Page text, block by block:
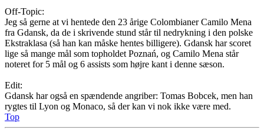
Off-Topic:
Jeg så gerne at vi hentede den 23 årige Colombianer Camilo Mena
fra Gdansk, da de i skrivende stund står til nedrykning i den polske
Ekstraklasa (så han kan måske hentes billigere). Gdansk har scoret
lige så mange mål som topholdet Poznań, og Camilo Mena står
noteret for 5 mål og 6 assists som højre kant i denne sæson.
Edit:
Gdansk har også en spændende angriber: Tomas Bobcek, men han
rygtes til Lyon og Monaco, så der kan vi nok ikke være med.
Top